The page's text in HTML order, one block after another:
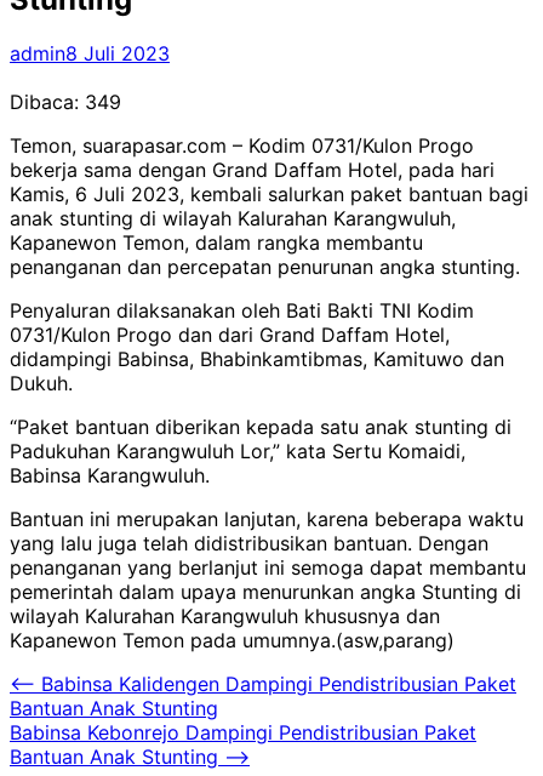
admin8 Juli 2023
Dibaca: 349
Temon, suarapasar.com – Kodim 0731/Kulon Progo
bekerja sama dengan Grand Daffam Hotel, pada hari
Kamis, 6 Juli 2023, kembali salurkan paket bantuan bagi
anak stunting di wilayah Kalurahan Karangwuluh,
Kapanewon Temon, dalam rangka membantu
penanganan dan percepatan penurunan angka stunting.
Penyaluran dilaksanakan oleh Bati Bakti TNI Kodim
0731/Kulon Progo dan dari Grand Daffam Hotel,
didampingi Babinsa, Bhabinkamtibmas, Kamituwo dan
Dukuh.
“Paket bantuan diberikan kepada satu anak stunting di
Padukuhan Karangwuluh Lor,” kata Sertu Komaidi,
Babinsa Karangwuluh.
Bantuan ini merupakan lanjutan, karena beberapa waktu
yang lalu juga telah didistribusikan bantuan. Dengan
penanganan yang berlanjut ini semoga dapat membantu
pemerintah dalam upaya menurunkan angka Stunting di
wilayah Kalurahan Karangwuluh khususnya dan
Kapanewon Temon pada umumnya.(asw,parang)
Navigasi
pos
⟵ Babinsa Kalidengen Dampingi Pendistribusian Paket
Bantuan Anak Stunting
Babinsa Kebonrejo Dampingi Pendistribusian Paket
Bantuan Anak Stunting ⟶